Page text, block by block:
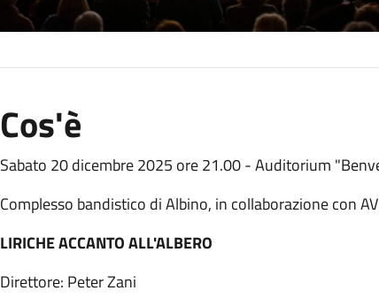
Cos'è
Sabato 20 dicembre 2025 ore 21.00 - Auditorium
Complesso bandistico di Albino, in collaborazione con
LIRICHE ACCANTO ALL'ALBERO
Direttore: Peter Zani